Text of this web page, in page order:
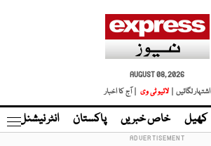
AUGUST 08, 2026
اشتہار لگائیں |
لائیو ٹی وی | آج کا اخبار
کھیل خاص خبریں پاکستان انٹر نیشنل